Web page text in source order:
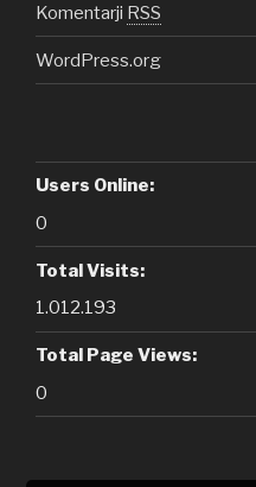
Komentarji RSS
WordPress.org
Users Online:
0
Total Visits:
1.012.193
Total Page Views:
0